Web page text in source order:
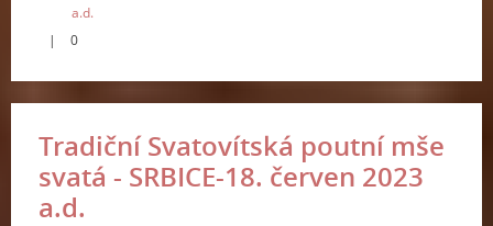
a.d.
|
0
Tradiční Svatovítská poutní mše
svatá - SRBICE-18. červen 2023
a.d.